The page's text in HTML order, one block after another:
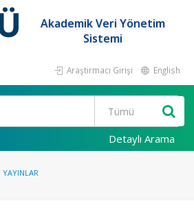
Akademik Veri Yönetim
Sistemi
Araştırmacı Girişi English
Detaylı Arama
YAYINLAR